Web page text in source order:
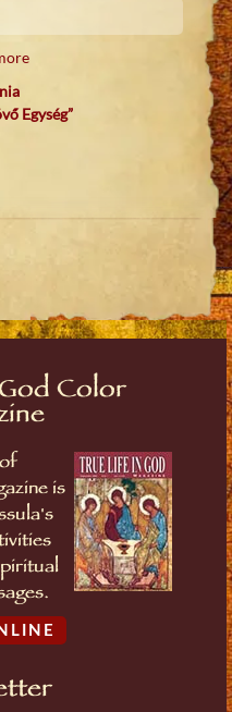
Egység”
Color
is